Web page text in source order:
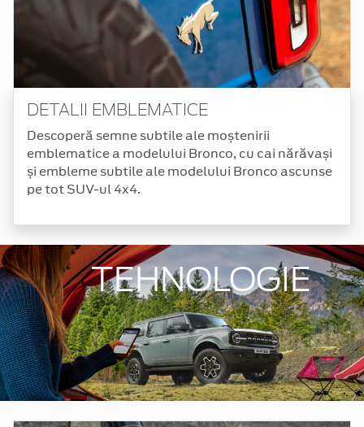
DETALII EMBLEMATICE
Descoperă semne subtile ale moștenirii
emblematice a modelului Bronco, cu cai nărăvași
și embleme subtile ale modelului Bronco ascunse
pe tot SUV-ul 4x4.
TEHNOLOGIE